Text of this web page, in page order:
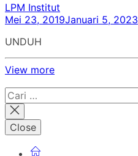
LPM Institut
Mei 23, 2019Januari 5, 2023
UNDUH
View more
Cari
untuk:
Close